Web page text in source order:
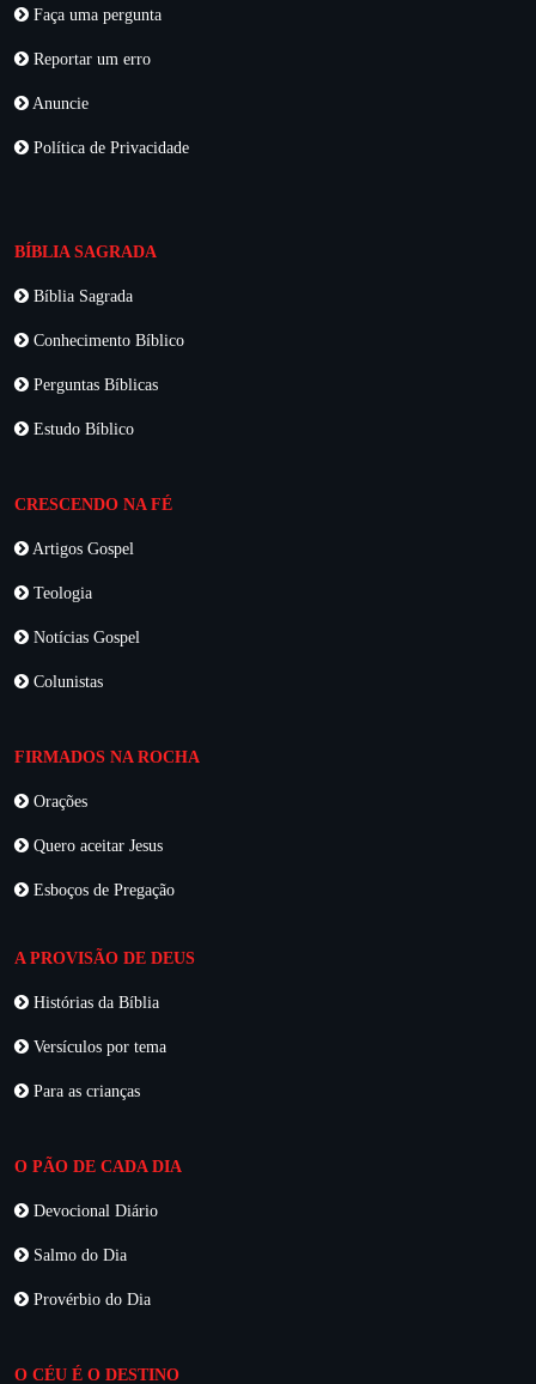
Faça uma pergunta
Reportar um erro
Anuncie
Política de Privacidade
BÍBLIA SAGRADA
Bíblia Sagrada
Conhecimento Bíblico
Perguntas Bíblicas
Estudo Bíblico
CRESCENDO NA FÉ
Artigos Gospel
Teologia
Notícias Gospel
Colunistas
FIRMADOS NA ROCHA
Orações
Quero aceitar Jesus
Esboços de Pregação
A PROVISÃO DE DEUS
Histórias da Bíblia
Versículos por tema
Para as crianças
O PÃO DE CADA DIA
Devocional Diário
Salmo do Dia
Provérbio do Dia
O CÉU É O DESTINO